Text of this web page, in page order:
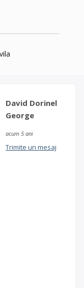
David Dorinel
George
acum 5 ani
Trimite un mesaj